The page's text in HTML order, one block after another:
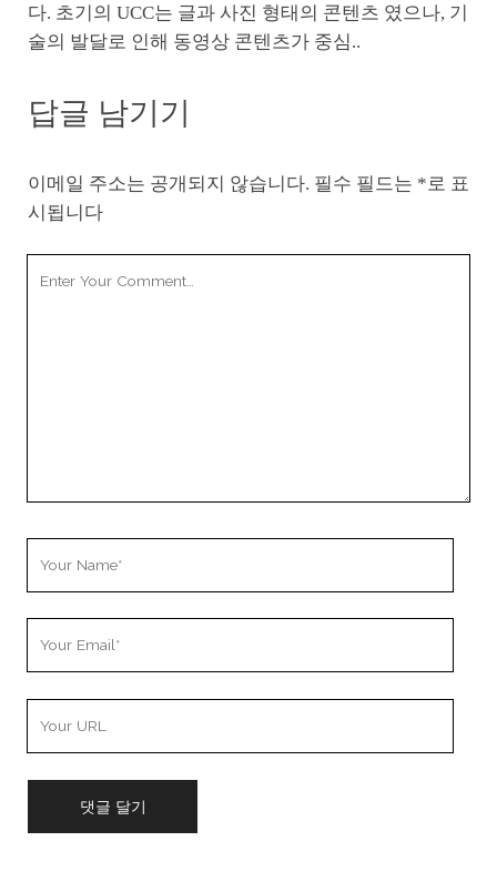
다. 초기의 UCC는 글과 사진 형태의 콘텐츠 였으나, 기
술의 발달로 인해 동영상 콘텐츠가 중심..
답글 남기기
이메일 주소는 공개되지 않습니다. 필수 필드는 * 로 표
시됩니다